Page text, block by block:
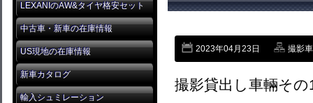
LEXANIのAW&タイヤ格安セット
中古車・新車の在庫情報
US現地の在庫情報
新車カタログ
輸入シュミレーション
2023年04月23日 撮影車
撮影貸出し車輛その